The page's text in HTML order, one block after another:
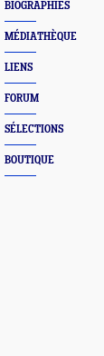
BIOGRAPHIES
MÉDIATHÈQUE
LIENS
FORUM
SÉLECTIONS
BOUTIQUE